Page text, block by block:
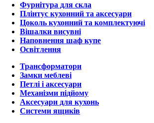
Фурнітура для скла
Плінтус кухонний та аксесуари
Цоколь кухонний та комплектуючі
Вішалки висувні
Наповнення шаф купе
Освітлення
Трансформатори
Замки меблеві
Петлі і аксесуари
Механізми підйому
Аксесуари для кухонь
Системи ящиків